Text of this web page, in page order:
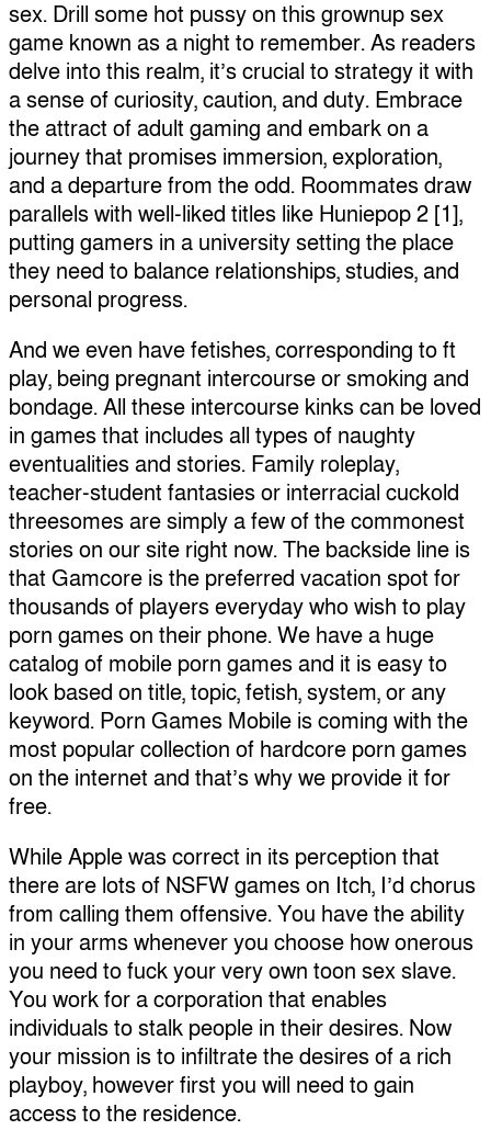
sex. Drill some hot pussy on this grownup sex
game known as a night to remember. As readers
delve into this realm, it’s crucial to strategy it with
a sense of curiosity, caution, and duty. Embrace
the attract of adult gaming and embark on a
journey that promises immersion, exploration,
and a departure from the odd. Roommates draw
parallels with well-liked titles like Huniepop 2 [1],
putting gamers in a university setting the place
they need to balance relationships, studies, and
personal progress.
And we even have fetishes, corresponding to ft
play, being pregnant intercourse or smoking and
bondage. All these intercourse kinks can be loved
in games that includes all types of naughty
eventualities and stories. Family roleplay,
teacher-student fantasies or interracial cuckold
threesomes are simply a few of the commonest
stories on our site right now. The backside line is
that Gamcore is the preferred vacation spot for
thousands of players everyday who wish to play
porn games on their phone. We have a huge
catalog of mobile porn games and it is easy to
look based on title, topic, fetish, system, or any
keyword. Porn Games Mobile is coming with the
most popular collection of hardcore porn games
on the internet and that’s why we provide it for
free.
While Apple was correct in its perception that
there are lots of NSFW games on Itch, I’d chorus
from calling them offensive. You have the ability
in your arms whenever you choose how onerous
you need to fuck your very own toon sex slave.
You work for a corporation that enables
individuals to stalk people in their desires. Now
your mission is to infiltrate the desires of a rich
playboy, however first you will need to gain
access to the residence.